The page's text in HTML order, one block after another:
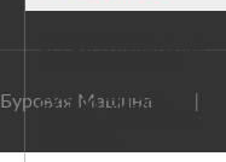
GYD-20 GM-20A
Буровая Машина